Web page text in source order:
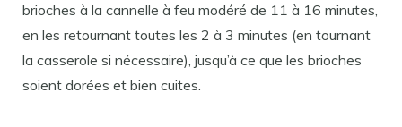
brioches à la cannelle à feu modéré de 11 à 16 minutes,
en les retournant toutes les 2 à 3 minutes (en tournant
la casserole si nécessaire), jusqu’à ce que les brioches
soient dorées et bien cuites.